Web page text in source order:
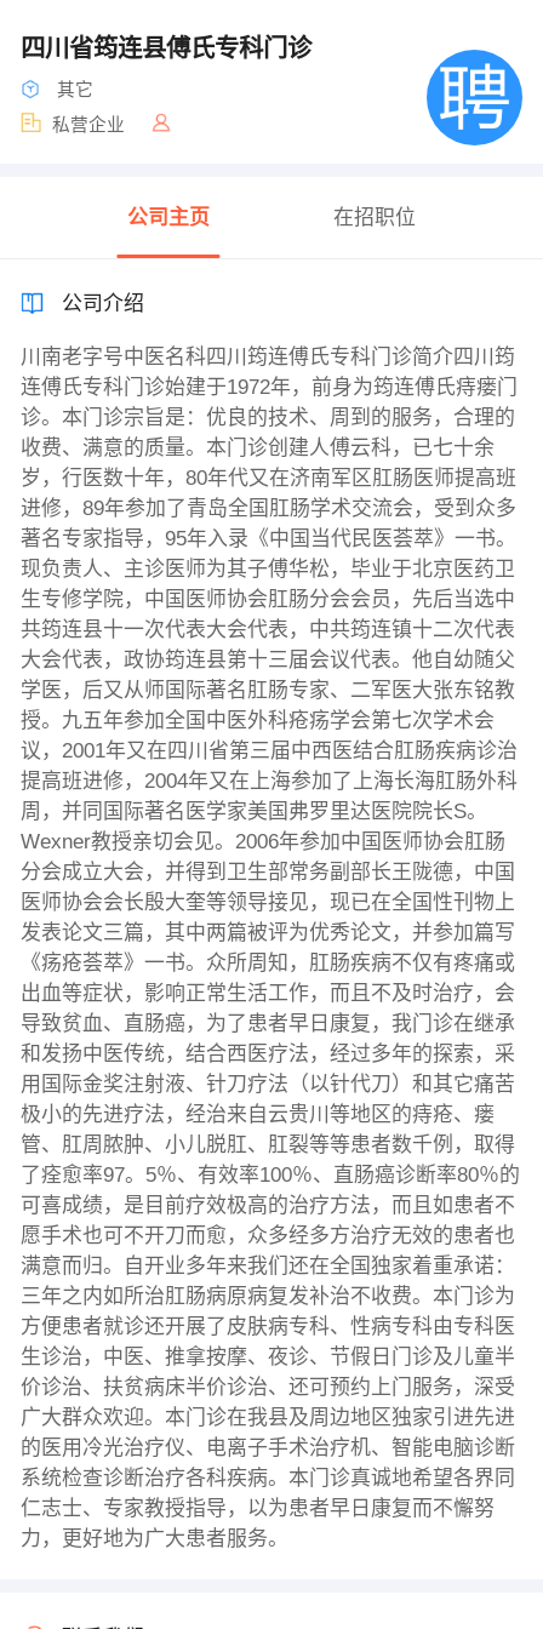
四川省筠连县傅氏专科门诊
其它
私营企业
公司主页 在招职位
公司介绍
川南老字号中医名科四川筠连傅氏专科门诊简介四川筠
连傅氏专科门诊始建于1972年，前身为筠连傅氏痔瘘门
诊。本门诊宗旨是：优良的技术、周到的服务，合理的
收费、满意的质量。本门诊创建人傅云科，已七十余
岁，行医数十年，80年代又在济南军区肛肠医师提高班
进修，89年参加了青岛全国肛肠学术交流会，受到众多
著名专家指导，95年入录《中国当代民医荟萃》一书。
现负责人、主诊医师为其子傅华松，毕业于北京医药卫
生专修学院，中国医师协会肛肠分会会员，先后当选中
共筠连县十一次代表大会代表，中共筠连镇十二次代表
大会代表，政协筠连县第十三届会议代表。他自幼随父
学医，后又从师国际著名肛肠专家、二军医大张东铭教
授。九五年参加全国中医外科疮疡学会第七次学术会
议，2001年又在四川省第三届中西医结合肛肠疾病诊治
提高班进修，2004年又在上海参加了上海长海肛肠外科
周，并同国际著名医学家美国弗罗里达医院院长S。
Wexner教授亲切会见。2006年参加中国医师协会肛肠
分会成立大会，并得到卫生部常务副部长王陇德，中国
医师协会会长殷大奎等领导接见，现已在全国性刊物上
发表论文三篇，其中两篇被评为优秀论文，并参加篇写
《疡疮荟萃》一书。众所周知，肛肠疾病不仅有疼痛或
出血等症状，影响正常生活工作，而且不及时治疗，会
导致贫血、直肠癌，为了患者早日康复，我门诊在继承
和发扬中医传统，结合西医疗法，经过多年的探索，采
用国际金奖注射液、针刀疗法（以针代刀）和其它痛苦
极小的先进疗法，经治来自云贵川等地区的痔疮、瘘
管、肛周脓肿、小儿脱肛、肛裂等等患者数千例，取得
了痊愈率97。5％、有效率100％、直肠癌诊断率80％的
可喜成绩，是目前疗效极高的治疗方法，而且如患者不
愿手术也可不开刀而愈，众多经多方治疗无效的患者也
满意而归。自开业多年来我们还在全国独家着重承诺：
三年之内如所治肛肠病原病复发补治不收费。本门诊为
方便患者就诊还开展了皮肤病专科、性病专科由专科医
生诊治，中医、推拿按摩、夜诊、节假日门诊及儿童半
价诊治、扶贫病床半价诊治、还可预约上门服务，深受
广大群众欢迎。本门诊在我县及周边地区独家引进先进
的医用冷光治疗仪、电离子手术治疗机、智能电脑诊断
系统检查诊断治疗各科疾病。本门诊真诚地希望各界同
仁志士、专家教授指导，以为患者早日康复而不懈努
力，更好地为广大患者服务。